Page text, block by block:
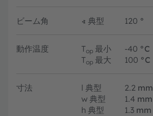
ビーム角 ∢ 典型 120 °
動作温度 Top 最小 -40 °C
Top 最大 100 °C
寸法 l 典型 2.2 mm
w 典型 1.4 mm
h 典型 1.3 mm